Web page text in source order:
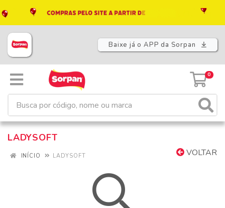
Baixe já o APP da Sorpan
0
LADYSOFT
VOLTAR
INÍCIO LADYSOFT